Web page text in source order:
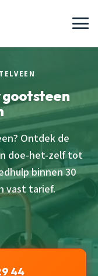
gootsteen
Ontdek de
doe-het-zelf tot
binnen 30
vast tarief.
44